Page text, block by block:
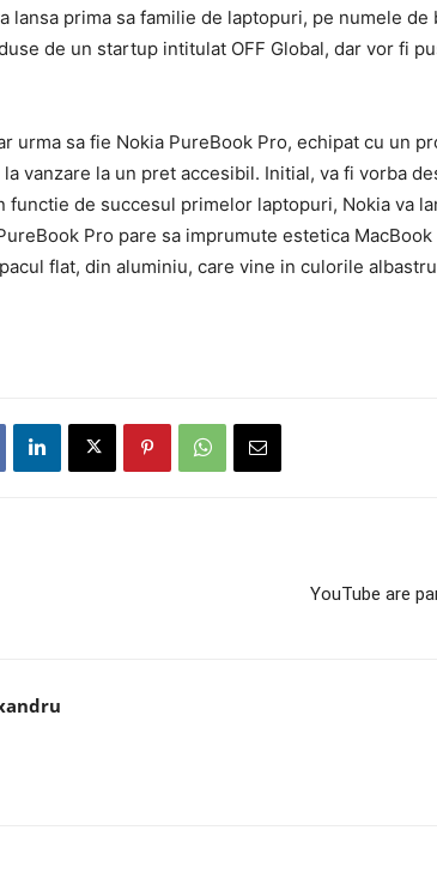
lansa prima sa familie de laptopuri, pe numele de
de un startup intitulat OFF Global, dar vor fi
urma sa fie Nokia PureBook Pro, echipat cu un
vanzare la un pret accesibil. Initial, va fi vorba
functie de succesul primelor laptopuri, Nokia va
Pro pare sa imprumute estetica
flat, din aluminiu, care vine in culorile
YouTube are